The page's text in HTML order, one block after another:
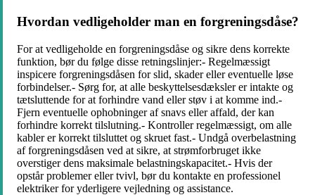
Hvordan vedligeholder man en forgreningsdåse?
For at vedligeholde en forgreningsdåse og sikre dens korrekte
funktion, bør du følge disse retningslinjer:- Regelmæssigt
inspicere forgreningsdåsen for slid, skader eller eventuelle løse
forbindelser.- Sørg for, at alle beskyttelsesdæksler er intakte og
tætsluttende for at forhindre vand eller støv i at komme ind.-
Fjern eventuelle ophobninger af snavs eller affald, der kan
forhindre korrekt tilslutning.- Kontroller regelmæssigt, om alle
kabler er korrekt tilsluttet og skruet fast.- Undgå overbelastning
af forgreningsdåsen ved at sikre, at strømforbruget ikke
overstiger dens maksimale belastningskapacitet.- Hvis der
opstår problemer eller tvivl, bør du kontakte en professionel
elektriker for yderligere vejledning og assistance.